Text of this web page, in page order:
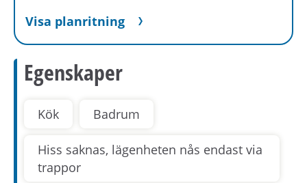
Visa planritning
Egenskaper
Kök Badrum
Hiss saknas, lägenheten nås endast via
trappor